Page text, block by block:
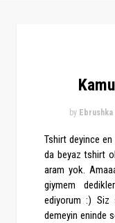
by
Tshirt deyince
da beyaz tshirt
aram yok.
giymem
ediyorum :) Siz
demeyin eninde